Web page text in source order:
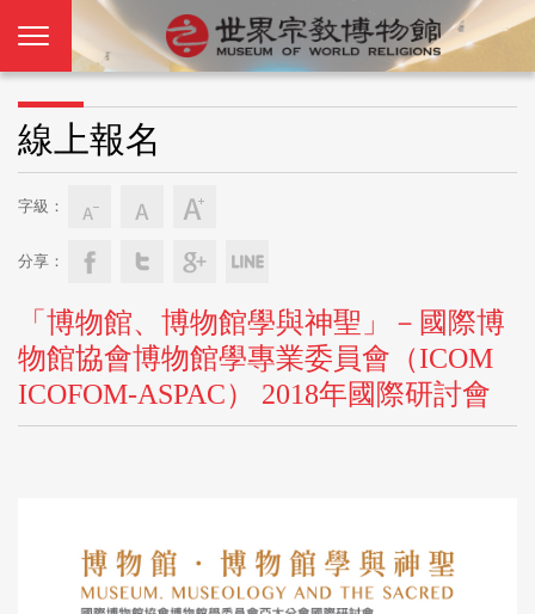
線上報名
字級：
分享：
「博物館、博物館學與神聖」－國際博
物館協會博物館學專業委員會（ICOM
ICOFOM-ASPAC） 2018年國際研討會